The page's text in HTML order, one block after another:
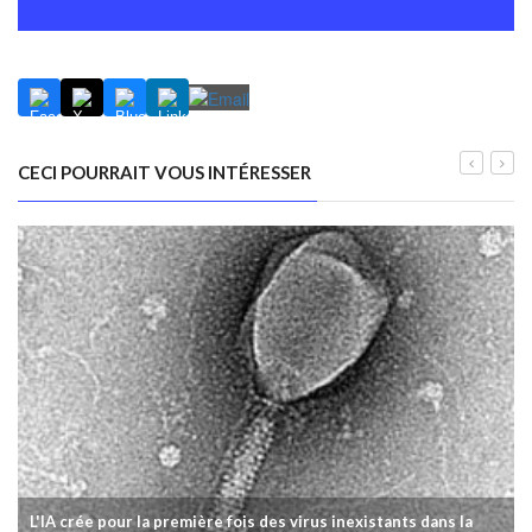
CECI POURRAIT VOUS INTÉRESSER
L'IA crée pour la première fois des virus inexistants dans la